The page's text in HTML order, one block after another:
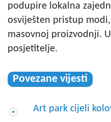
podupire lokalna
osviješten pristup
masovnoj proizvodnji.
posjetitelje.
Povezane vijesti
Art park cijeli